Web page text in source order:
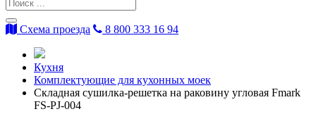
Схема проезда 8 800 333 16 94
Кухня
Комплектующие для кухонных моек
Складная сушилка-решетка на раковину угловая Fmark
FS-PJ-004